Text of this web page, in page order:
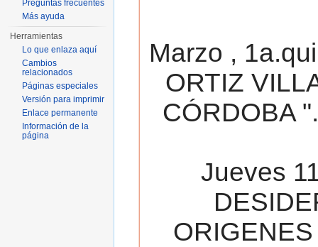
Marzo ,
ORTIZ
CÓRDOBA
Jueves
Preguntas frecuentes
Más ayuda
Herramientas
Lo que enlaza aquí
Cambios
relacionados
Páginas especiales
Versión para imprimir
Enlace permanente
Información de la
página